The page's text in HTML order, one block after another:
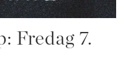
Fredag 7.